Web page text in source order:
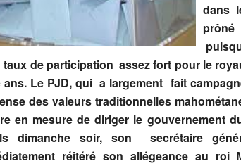
dans
taux de participation assez fort pour le
ans. Le PJD, qui a largement fait
des valeurs traditionnelles
en mesure de diriger le gouvernement
dimanche soir, son secrétaire
réitéré son allégeance au